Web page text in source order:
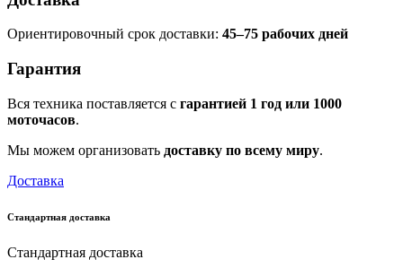
Ориентировочный срок доставки: 45–75 рабочих дней
Гарантия
Вся техника поставляется с гарантией 1 год или 1000
моточасов.
Мы можем организовать доставку по всему миру.
Доставка
Стандартная доставка
Стандартная доставка